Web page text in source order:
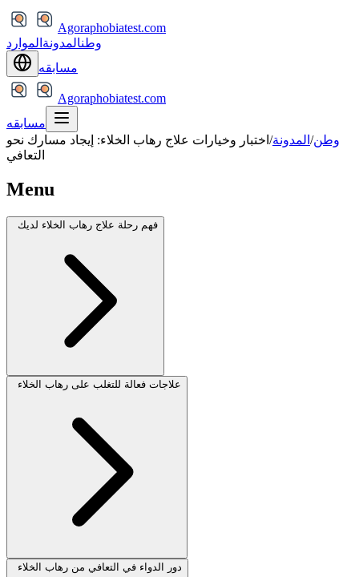
Agoraphobiatest.com
وطنالمدونة الموارد
مسابقه
Agoraphobiatest.com
مسابقه
وطن/ المدونة/ اختبار وخيارات علاج رهاب الخلاء: إيجاد مسارك نحو
التعافي
Menu
فهم رحلة علاج رهاب الخلاء لديك
علاجات فعالة للتغلب على رهاب الخلاء
دور الدواء في التعافي من رهاب الخلاء